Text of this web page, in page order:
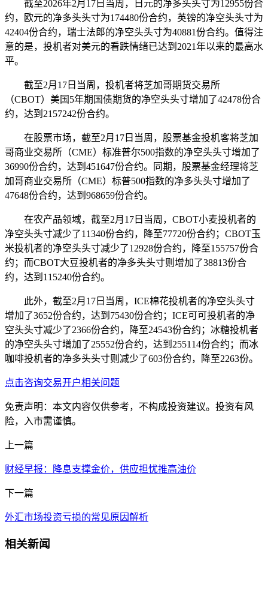
截至2026年2月17日当周，日元的净多头头寸为12955份合
约，欧元的净多头头寸为174480份合约，英镑的净空头头寸为
42404份合约，瑞士法郎的净空头头寸为40881份合约。值得注
意的是，投机者对美元的看跌情绪已达到2021年以来的最高水
平。
截至2月17日当周，投机者将芝加哥期货交易所
（CBOT）美国5年期国债期货的净空头头寸增加了42478份合
约，达到2157242份合约。
在股票市场，截至2月17日当周，股票基金投机客将芝加
哥商业交易所（CME）标准普尔500指数的净空头头寸增加了
36990份合约，达到451647份合约。同期，股票基金经理将芝
加哥商业交易所（CME）标普500指数的净多头头寸增加了
47648份合约，达到968659份合约。
在农产品领域，截至2月17日当周，CBOT小麦投机者的
净空头头寸减少了11340份合约，降至77720份合约；CBOT玉
米投机者的净空头头寸减少了12928份合约，降至155757份合
约；而CBOT大豆投机者的净多头头寸则增加了38813份合
约，达到115240份合约。
此外，截至2月17日当周，ICE棉花投机者的净空头头寸
增加了3652份合约，达到75430份合约；ICE可可投机者的净
空头头寸减少了2366份合约，降至24543份合约；冰糖投机者
的净空头头寸增加了25552份合约，达到255114份合约；而冰
咖啡投机者的净多头头寸则减少了603份合约，降至2263份。
点击咨询交易开户相关问题
免责声明：本文内容仅供参考，不构成投资建议。投资有风
险，入市需谨慎。
上一篇
财经早报：降息支撑金价，供应担忧推高油价
下一篇
外汇市场投资亏损的常见原因解析
相关新闻